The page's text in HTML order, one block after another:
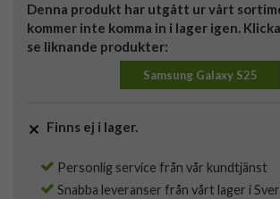
Denna produkt har utgått ur vårt
kommer inte komma in i lager igen.
se liknande produkter:
Samsung Galaxy S25
Finns ej i lager.
Personlig service från vår kundtjänst
Snabba leveranser från vårt lager i